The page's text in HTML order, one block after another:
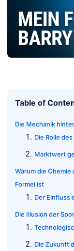
Table of
Die Mechanik
Die Rolle
Marktwert
Warum die
Formel ist
Der Einfluss
Die Illusion der
Die Zukunft